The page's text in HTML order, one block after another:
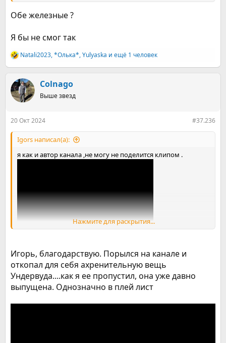
Обе железные ?
Я бы не смог так
Р
е
к
ц
и
Natali2023,*Олька*,Yulyaska и ещё 1 человек
Colnago
Выше звезд
20 Окт 2024 #37.236
Igors написал(а):
я как и автор канала ,не могу не поделится клипом .
Нажмите для раскрытия...
Игорь, благодарствую. Порылся на канале и
откопал для себя ахренительную вещь
Ундервуда....как я ее пропустил, она уже давно
выпущена. Однозначно в плей лист